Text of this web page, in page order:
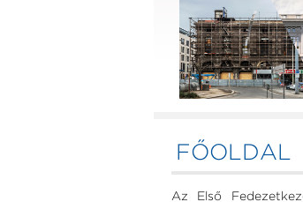
FŐOLDAL
Az Első